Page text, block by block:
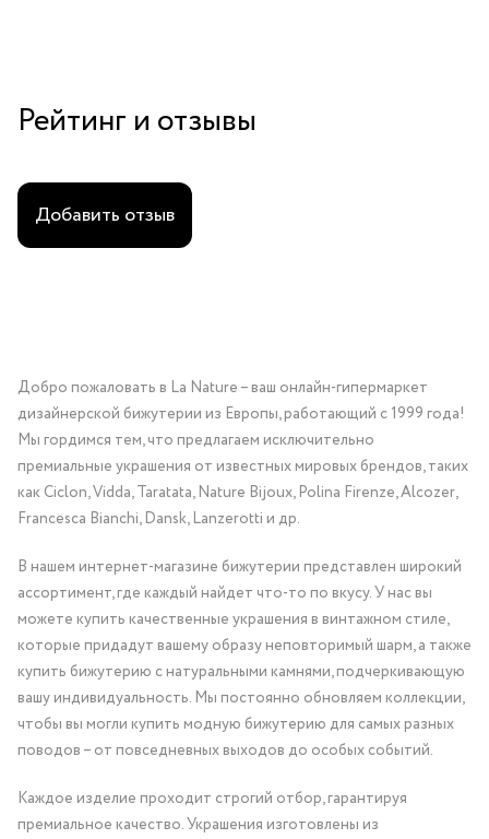
Рейтинг и отзывы
Добавить отзыв
Добро пожаловать в La Nature – ваш онлайн-гипермаркет
дизайнерской бижутерии из Европы, работающий с 1999 года!
Мы гордимся тем, что предлагаем исключительно
премиальные украшения от известных мировых брендов, таких
как Ciclon, Vidda, Taratata, Nature Bijoux, Polina Firenze, Alcozer,
Francesca Bianchi, Dansk, Lanzerotti и др.
В нашем интернет-магазине бижутерии представлен широкий
ассортимент, где каждый найдет что-то по вкусу. У нас вы
можете купить качественные украшения в винтажном стиле,
которые придадут вашему образу неповторимый шарм, а также
купить бижутерию с натуральными камнями, подчеркивающую
вашу индивидуальность. Мы постоянно обновляем коллекции,
чтобы вы могли купить модную бижутерию для самых разных
поводов – от повседневных выходов до особых событий.
Каждое изделие проходит строгий отбор, гарантируя
премиальное качество. Украшения изготовлены из